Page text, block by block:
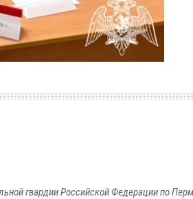
гвардии Российской Федерации по